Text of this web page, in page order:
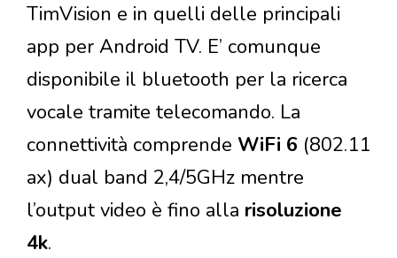
TimVision e in quelli delle principali
app per Android TV. E’ comunque
disponibile il bluetooth per la ricerca
vocale tramite telecomando. La
connettività comprende WiFi 6 (802.11
ax) dual band 2,4/5GHz mentre
l’output video è fino alla risoluzione
4k.